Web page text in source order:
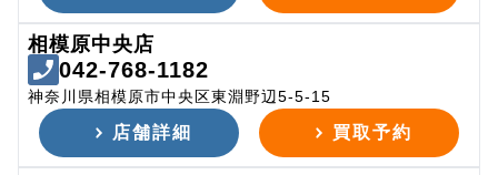
相模原中央店
042-768-1182
神奈川県相模原市中央区東淵野辺5-5-15
店舗詳細 買取予約